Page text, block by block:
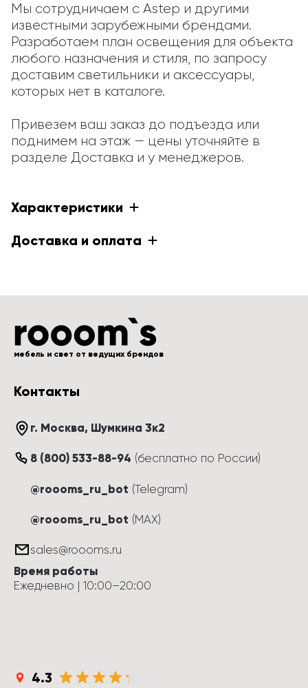
Мы сотрудничаем с Astep и другими
известными зарубежными брендами.
Разработаем план освещения для объекта
любого назначения и стиля, по запросу
доставим светильники и аксессуары,
которых нет в каталоге.
Привезем ваш заказ до подъезда или
поднимем на этаж — цены уточняйте в
разделе Доставка и у менеджеров.
Характеристики
Доставка и оплата
мебель и свет от ведущих брендов
Контакты
г. Москва, Шумкина 3к2
8 (800) 533-88-94 (бесплатно по России)
@roooms_ru_bot (Telegram)
@roooms_ru_bot (MAX)
sales@roooms.ru
Время работы
Ежедневно | 10:00–20:00
4.3